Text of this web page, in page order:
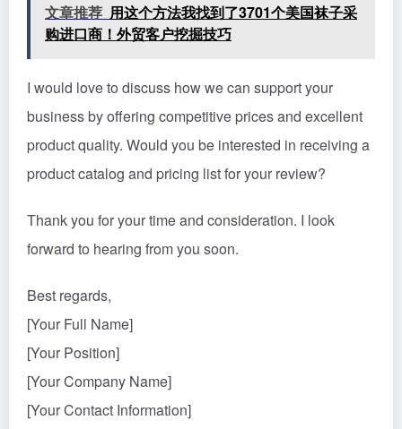
文章推荐 用这个方法我找到了3701个美国袜子采
购进口商！外贸客户挖掘技巧
I would love to discuss how we can support your
business by offering competitive prices and excellent
product quality. Would you be interested in receiving a
product catalog and pricing list for your review?
Thank you for your time and consideration. I look
forward to hearing from you soon.
Best regards,
[Your Full Name]
[Your Position]
[Your Company Name]
[Your Contact Information]